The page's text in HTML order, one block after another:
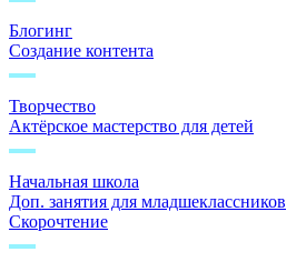
Блогинг
Создание контента
Творчество
Актёрское мастерство для детей
Начальная школа
Доп. занятия для младшеклассников
Скорочтение